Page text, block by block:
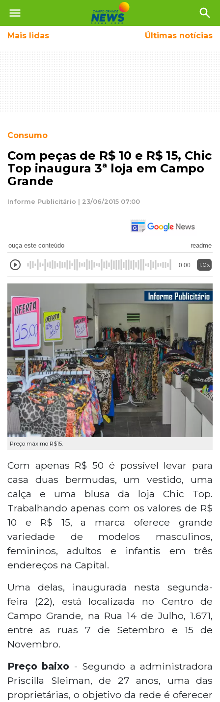
menu search
Mais lidas Últimas notícias
Consumo
Com peças de R$ 10 e R$ 15, Chic
Top inaugura 3ª loja em Campo
Grande
Informe Publicitário | 23/06/2015 07:00
ouça este conteúdo readme
0:00 1.0x
Preço máximo R$15.
Com apenas R$ 50 é possível levar para
casa duas bermudas, um vestido, uma
calça e uma blusa da loja Chic Top.
Trabalhando apenas com os valores de R$
10 e R$ 15, a marca oferece grande
variedade de modelos masculinos,
femininos, adultos e infantis em três
endereços na Capital.
Uma delas, inaugurada nesta segunda-
feira (22), está localizada no Centro de
Campo Grande, na Rua 14 de Julho, 1.671,
entre as ruas 7 de Setembro e 15 de
Novembro.
Preço baixo - Segundo a administradora
Priscilla Sleiman, de 27 anos, uma das
proprietárias, o objetivo da rede é oferecer